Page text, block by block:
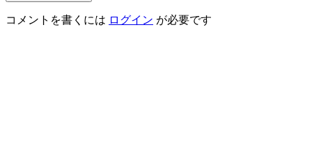
コメントを書くには ログイン が必要です